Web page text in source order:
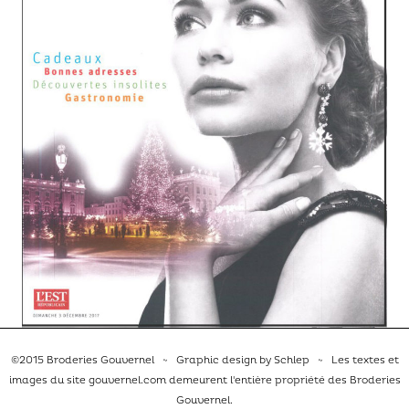
©2015 Broderies Gouvernel ~ Graphic design by Schlep ~ Les textes et
images du site gouvernel.comdemeurent l'entière propriété des Broderies
Gouvernel.